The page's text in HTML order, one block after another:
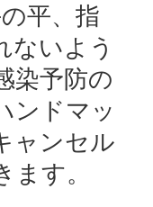
平、指
ないよう
染予防の
ンドマッ
ャンセル
す。